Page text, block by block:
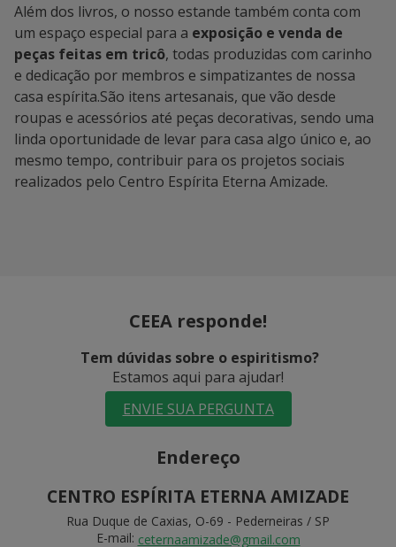
Além dos livros, o nosso estande também conta com
um espaço especial para a exposição e venda de
peças feitas em tricô, todas produzidas com carinho
e dedicação por membros e simpatizantes de nossa
casa espírita.São itens artesanais, que vão desde
roupas e acessórios até peças decorativas, sendo uma
linda oportunidade de levar para casa algo único e, ao
mesmo tempo, contribuir para os projetos sociais
realizados pelo Centro Espírita Eterna Amizade.
CEEA responde!
Tem dúvidas sobre o espiritismo?
Estamos aqui para ajudar!
ENVIE SUA PERGUNTA
Endereço
CENTRO ESPÍRITA ETERNA AMIZADE
Rua Duque de Caxias, O-69 - Pederneiras / SP
E-mail: ceternaamizade@gmail.com